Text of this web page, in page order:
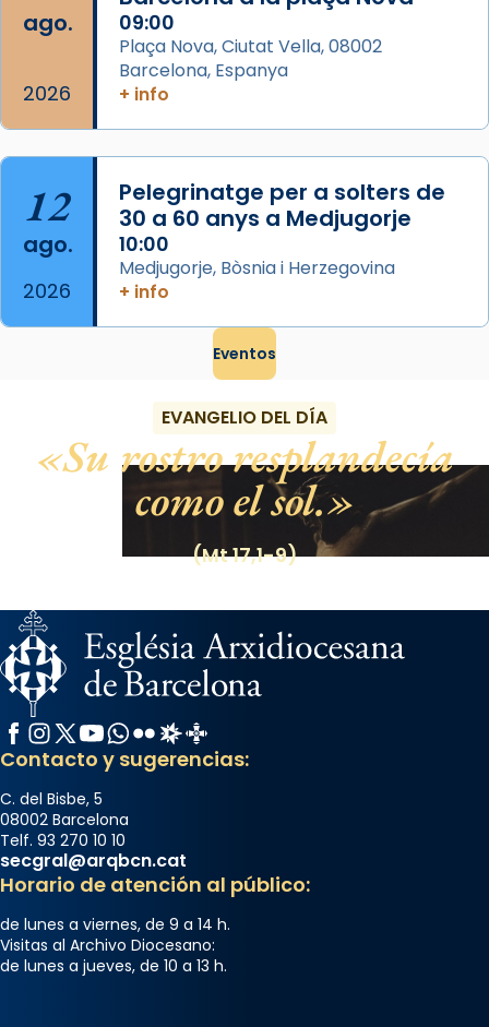
View on Facebook · Share
ago.
2026
09:00
Plaça Nova, Ciutat Vella, 08002
Barcelona, Espanya
+ info
12
ago.
2026
Pelegrinatge per a solters de
30 a 60 anys a Medjugorje
10:00
Medjugorje, Bòsnia i Herzegovina
+ info
Eventos
EVANGELIO DEL DÍA
Su rostro resplandecía
como el sol.
(Mt 17,1-9)
Facebook
Instagram
X / Twitter
YouTube
WhatsApp
FlickrRadio Estel
Catalunya Cristiana
Contacto y sugerencias:
C. del Bisbe, 5
08002 Barcelona
Telf. 93 270 10 10
secgral@arqbcn.cat
Horario de atención al público:
de lunes a viernes, de 9 a 14 h.
Visitas al Archivo Diocesano:
de lunes a jueves, de 10 a 13 h.